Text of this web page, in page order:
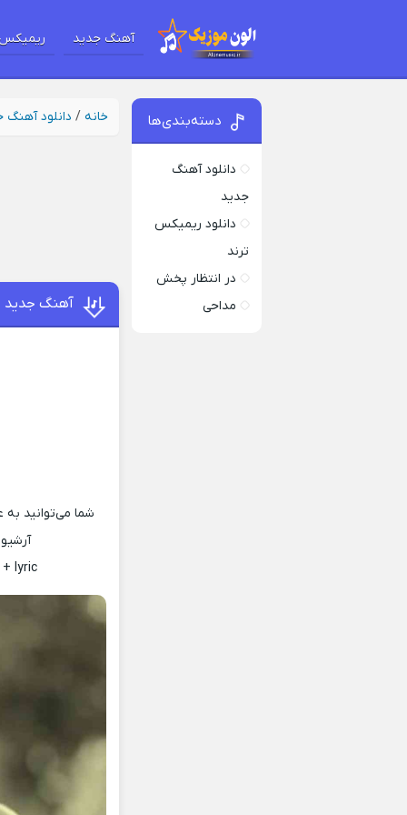
آهنگ جدید
خانه / دانلود آهنگ
آهنگ جدید
شما می‌توانید به
lyric
دسته‌بندی‌ها
دانلود آهنگ
جدید
دانلود ریمیکس
ترند
در انتظار پخش
مداحی